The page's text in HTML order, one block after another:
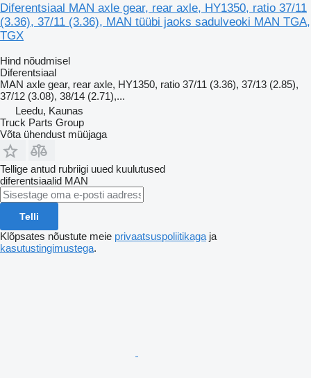
Diferentsiaal MAN axle gear, rear axle, HY1350, ratio 37/11
(3.36), 37/11 (3.36), MAN tüübi jaoks sadulveoki MAN TGA,
TGX
Hind nõudmisel
Diferentsiaal
MAN axle gear, rear axle, HY1350, ratio 37/11 (3.36), 37/13 (2.85),
37/12 (3.08), 38/14 (2.71),...
Leedu, Kaunas
Truck Parts Group
Võta ühendust müüjaga
Tellige antud rubriigi uued kuulutused
diferentsiaalid MAN
Telli
Klõpsates nõustute meie privaatsuspoliitikaga ja
kasutustingimustega.